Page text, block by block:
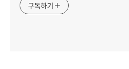
구독하기